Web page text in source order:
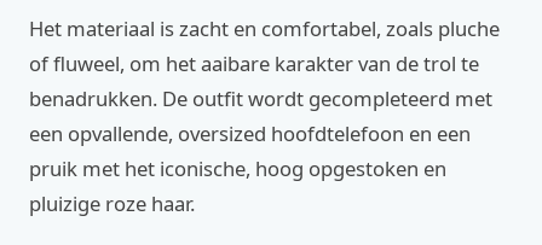
Het materiaal is zacht en comfortabel, zoals pluche
of fluweel, om het aaibare karakter van de trol te
benadrukken. De outfit wordt gecompleteerd met
een opvallende, oversized hoofdtelefoon en een
pruik met het iconische, hoog opgestoken en
pluizige roze haar.